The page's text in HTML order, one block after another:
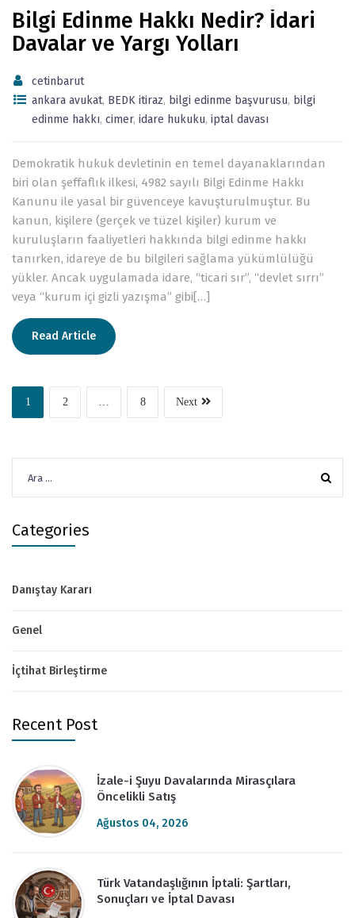
Bilgi Edinme Hakkı Nedir? İdari
Davalar ve Yargı Yolları
cetinbarut
ankara avukat, BEDK itiraz, bilgi edinme başvurusu, bilgi
edinme hakkı, cimer, idare hukuku, iptal davası
Demokratik hukuk devletinin en temel dayanaklarından
biri olan şeffaflık ilkesi, 4982 sayılı Bilgi Edinme Hakkı
Kanunu ile yasal bir güvenceye kavuşturulmuştur. Bu
kanun, kişilere (gerçek ve tüzel kişiler) kurum ve
kuruluşların faaliyetleri hakkında bilgi edinme hakkı
tanırken, idareye de bu bilgileri sağlama yükümlülüğü
yükler. Ancak uygulamada idare, “ticari sır”, “devlet sırrı”
veya “kurum içi gizli yazışma” gibi[…]
Read Article
1 2 … 8 Next
Categories
Danıştay Kararı
Genel
İçtihat Birleştirme
Recent Post
İzale-i Şuyu Davalarında Mirasçılara
Öncelikli Satış
Ağustos 04, 2026
Türk Vatandaşlığının İptali: Şartları,
Sonuçları ve İptal Davası